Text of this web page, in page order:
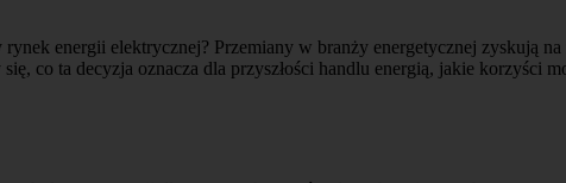
energii elektrycznej? Przemiany w branży energetycznej zyskują
co ta decyzja oznacza dla przyszłości handlu energią, jakie korzyści